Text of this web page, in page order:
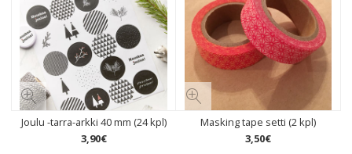
Joulu -tarra-arkki 40 mm (24 kpl)
3,90€
Masking tape setti (2 kpl)
3,50€